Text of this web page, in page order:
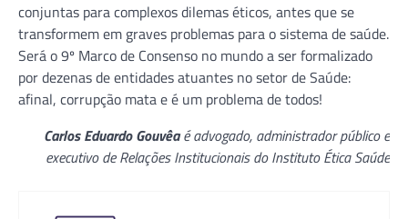
conjuntas para complexos dilemas éticos, antes que se
transformem em graves problemas para o sistema de saúde.
Será o 9º Marco de Consenso no mundo a ser formalizado
por dezenas de entidades atuantes no setor de Saúde:
afinal, corrupção mata e é um problema de todos!
Carlos Eduardo Gouvêaé advogado, administrador público e
executivo de Relações Institucionais do Instituto Ética Saúde